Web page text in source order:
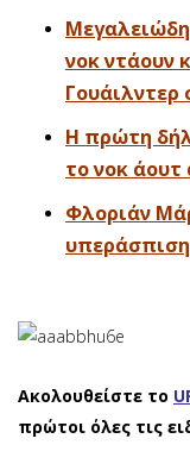
νοκ ντάουν
Γουάιλντερ
Η πρώτη
το νοκ άουτ
Φλοριάν
Ακολουθείστε το
πρώτοι όλες τις